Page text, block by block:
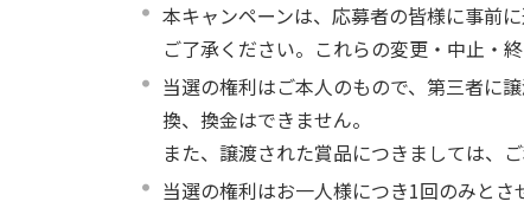
本キャンペーンは、応募者の皆様に事前
ご了承ください。これらの変更・中止・
当選の権利はご本人のもので、第三者に
換、換金はできません。
また、譲渡された賞品につきましては、
当選の権利はお一人様につき1回のみとさ